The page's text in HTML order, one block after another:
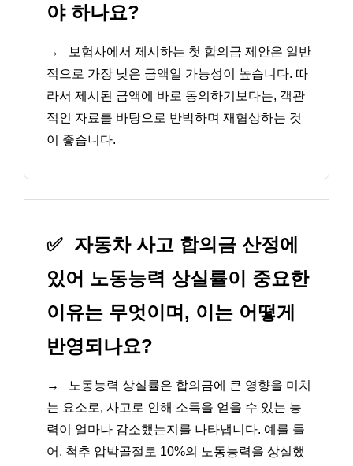
야 하나요?
→
보험사에서 제시하는 첫 합의금 제안은 일반
적으로 가장 낮은 금액일 가능성이 높습니다. 따
라서 제시된 금액에 바로 동의하기보다는, 객관
적인 자료를 바탕으로 반박하며 재협상하는 것
이 좋습니다.
✅ 자동차 사고 합의금 산정에
있어 노동능력 상실률이 중요한
이유는 무엇이며, 이는 어떻게
반영되나요?
→
노동능력 상실률은 합의금에 큰 영향을 미치
는 요소로, 사고로 인해 소득을 얻을 수 있는 능
력이 얼마나 감소했는지를 나타냅니다. 예를 들
어, 척추 압박골절로 10%의 노동능력을 상실했